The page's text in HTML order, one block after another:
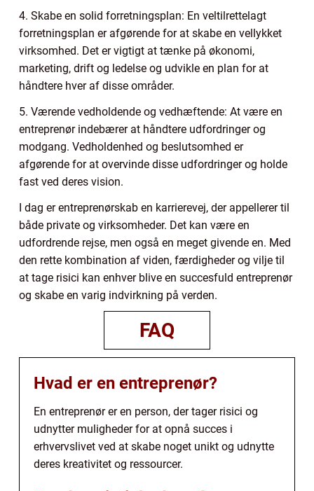
4. Skabe en solid forretningsplan: En veltilrettelagt
forretningsplan er afgørende for at skabe en vellykket
virksomhed. Det er vigtigt at tænke på økonomi,
marketing, drift og ledelse og udvikle en plan for at
håndtere hver af disse områder.
5. Værende vedholdende og vedhæftende: At være en
entreprenør indebærer at håndtere udfordringer og
modgang. Vedholdenhed og beslutsomhed er
afgørende for at overvinde disse udfordringer og holde
fast ved deres vision.
I dag er entreprenørskab en karrierevej, der appellerer til
både private og virksomheder. Det kan være en
udfordrende rejse, men også en meget givende en. Med
den rette kombination af viden, færdigheder og vilje til
at tage risici kan enhver blive en succesfuld entreprenør
og skabe en varig indvirkning på verden.
FAQ
Hvad er en entreprenør?
En entreprenør er en person, der tager risici og
udnytter muligheder for at opnå succes i
erhvervslivet ved at skabe noget unikt og udnytte
deres kreativitet og ressourcer.